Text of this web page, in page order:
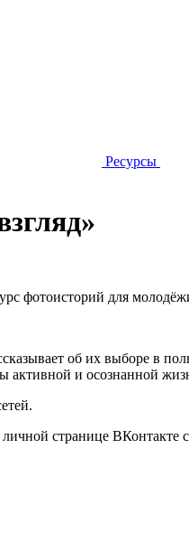
Ресурсы
фотоисторий для
об их выборе в
и осознанной
странице ВКонтакте